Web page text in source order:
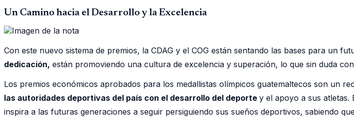
Un Camino hacia el Desarrollo y la Excelencia
Con este nuevo sistema de premios, la CDAG y el COG están sentando las bases para un
dedicación, están promoviendo una cultura de excelencia y superación, lo que sin duda
Los premios económicos aprobados para los medallistas olímpicos guatemaltecos son un
las autoridades deportivas del país con el desarrollo del deporte y el apoyo a sus atletas.
inspira a las futuras generaciones a seguir persiguiendo sus sueños deportivos, sabiendo